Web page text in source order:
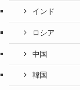
インド
ロシア
中国
韓国